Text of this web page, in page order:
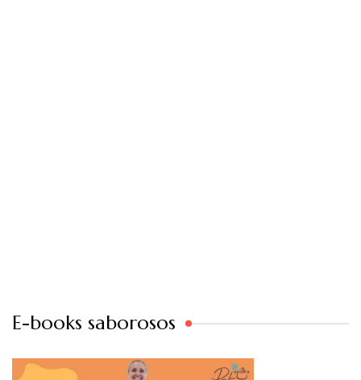
E-books saborosos